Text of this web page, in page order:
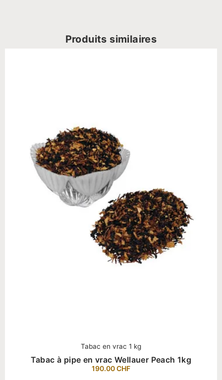
Produits similaires
Tabac en vrac 1 kg
Tabac à pipe en vrac Wellauer Peach 1kg
190.00CHF